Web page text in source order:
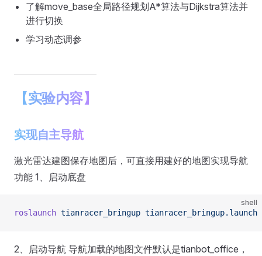
了解move_base全局路径规划A*算法与Dijkstra算法并
进行切换
学习动态调参
【实验内容】
实现自主导航
激光雷达建图保存地图后，可直接用建好的地图实现导航
功能 1、启动底盘
shell
roslaunch tianracer_bringup tianracer_bringup.launch
2、启动导航 导航加载的地图文件默认是tianbot_office，